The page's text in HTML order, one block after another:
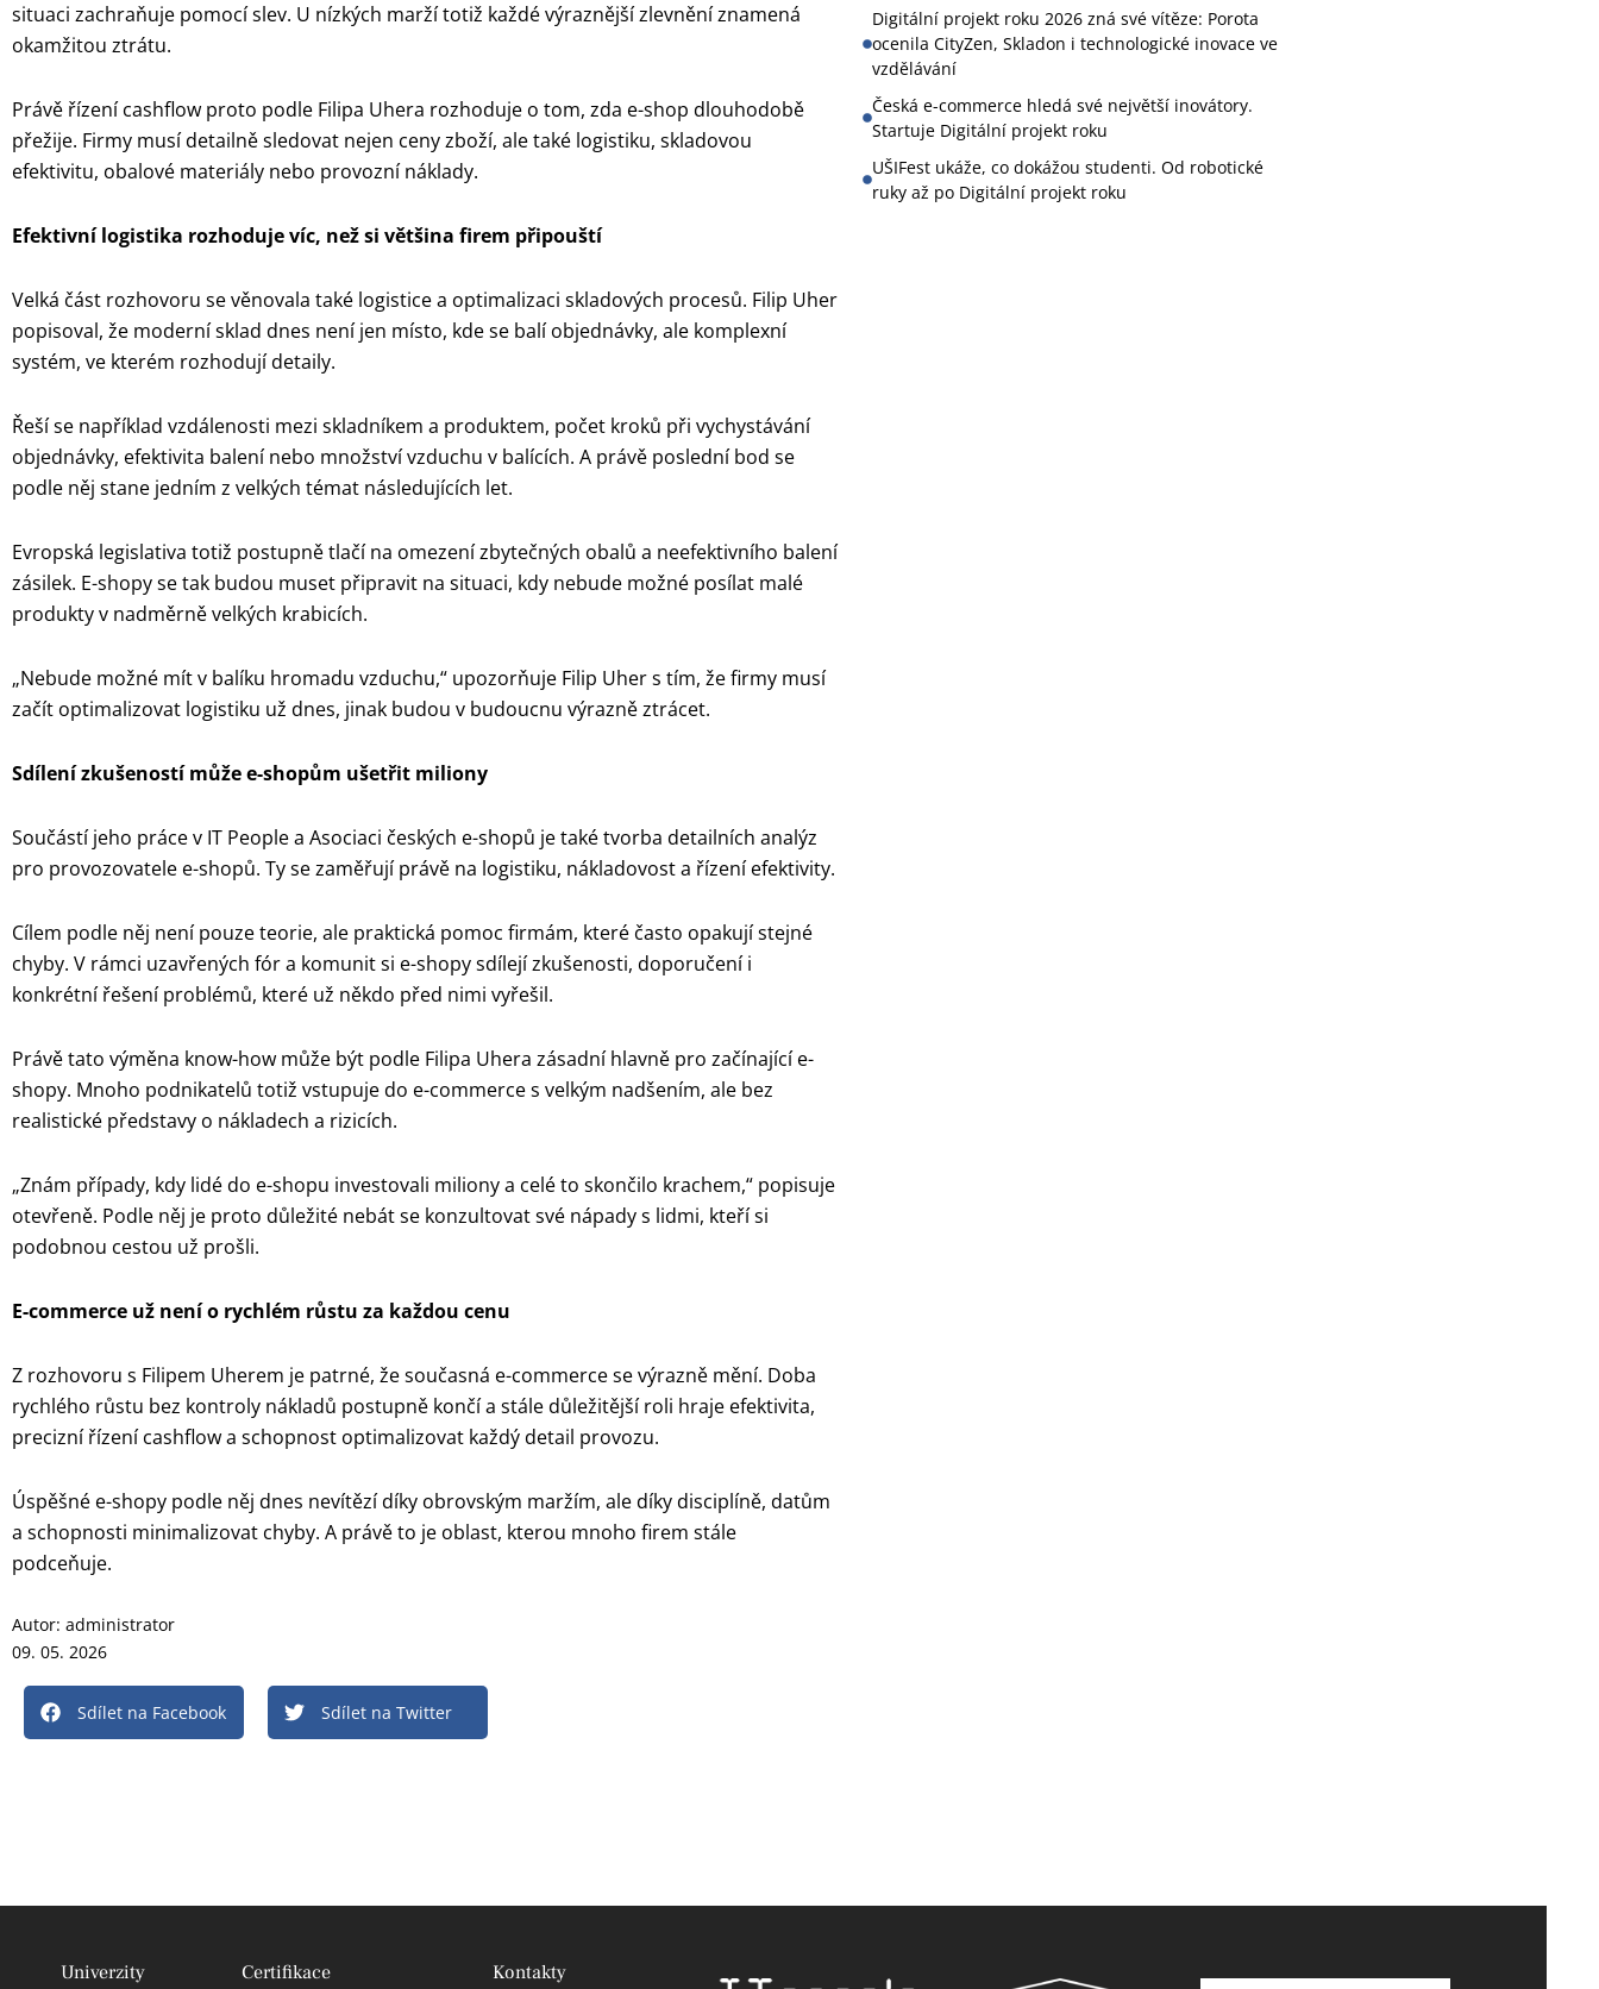
situaci zachraňuje pomocí slev. U nízkých marží totiž každé výraznější zlevnění znamená
okamžitou ztrátu.
Právě řízení cashflow proto podle Filipa Uhera rozhoduje o tom, zda e-shop dlouhodobě
přežije. Firmy musí detailně sledovat nejen ceny zboží, ale také logistiku, skladovou
efektivitu, obalové materiály nebo provozní náklady.
Efektivní logistika rozhoduje víc, než si většina firem připouští
Velká část rozhovoru se věnovala také logistice a optimalizaci skladových procesů. Filip Uher
popisoval, že moderní sklad dnes není jen místo, kde se balí objednávky, ale komplexní
systém, ve kterém rozhodují detaily.
Řeší se například vzdálenosti mezi skladníkem a produktem, počet kroků při vychystávání
objednávky, efektivita balení nebo množství vzduchu v balících. A právě poslední bod se
podle něj stane jedním z velkých témat následujících let.
Evropská legislativa totiž postupně tlačí na omezení zbytečných obalů a neefektivního balení
zásilek. E-shopy se tak budou muset připravit na situaci, kdy nebude možné posílat malé
produkty v nadměrně velkých krabicích.
„Nebude možné mít v balíku hromadu vzduchu,“ upozorňuje Filip Uher s tím, že firmy musí
začít optimalizovat logistiku už dnes, jinak budou v budoucnu výrazně ztrácet.
Sdílení zkušeností může e-shopům ušetřit miliony
Součástí jeho práce v IT People a Asociaci českých e-shopů je také tvorba detailních analýz
pro provozovatele e-shopů. Ty se zaměřují právě na logistiku, nákladovost a řízení efektivity.
Cílem podle něj není pouze teorie, ale praktická pomoc firmám, které často opakují stejné
chyby. V rámci uzavřených fór a komunit si e-shopy sdílejí zkušenosti, doporučení i
konkrétní řešení problémů, které už někdo před nimi vyřešil.
Právě tato výměna know-how může být podle Filipa Uhera zásadní hlavně pro začínající e-
shopy. Mnoho podnikatelů totiž vstupuje do e-commerce s velkým nadšením, ale bez
realistické představy o nákladech a rizicích.
„Znám případy, kdy lidé do e-shopu investovali miliony a celé to skončilo krachem,“ popisuje
otevřeně. Podle něj je proto důležité nebát se konzultovat své nápady s lidmi, kteří si
podobnou cestou už prošli.
E-commerce už není o rychlém růstu za každou cenu
Z rozhovoru s Filipem Uherem je patrné, že současná e-commerce se výrazně mění. Doba
rychlého růstu bez kontroly nákladů postupně končí a stále důležitější roli hraje efektivita,
precizní řízení cashflow a schopnost optimalizovat každý detail provozu.
Úspěšné e-shopy podle něj dnes nevítězí díky obrovským maržím, ale díky disciplíně, datům
a schopnosti minimalizovat chyby. A právě to je oblast, kterou mnoho firem stále
podceňuje.
Autor: administrator
09. 05. 2026
Sdílet na Facebook Sdílet na Twitter
Digitální projekt roku 2026 zná své vítěze: Porota
ocenila CityZen, Skladon i technologické inovace ve
vzdělávání
Česká e-commerce hledá své největší inovátory.
Startuje Digitální projekt roku
UŠIFest ukáže, co dokážou studenti. Od robotické
ruky až po Digitální projekt roku
Univerzity Certifikace Kontakty